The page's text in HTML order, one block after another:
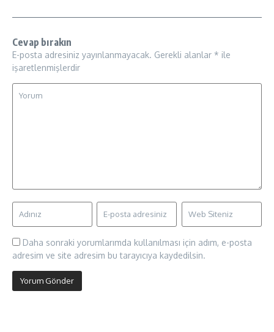
Cevap bırakın
E-posta adresiniz yayınlanmayacak. Gerekli alanlar * ile
işaretlenmişlerdir
Daha sonraki yorumlarımda kullanılması için adım, e-posta
adresim ve site adresim bu tarayıcıya kaydedilsin.